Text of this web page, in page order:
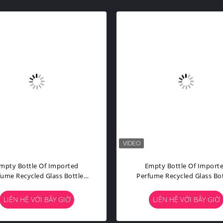
Bottle Of Imported
Recycled Glass Bottles
And Metal Roll Frog
LIÊN HỆ VỚI BÂY GIỜ
Empty Bottle Of
Perfume Recycled Glass
Plastic And Metal Roll
LIÊN HỆ VỚI BÂY GIỜ